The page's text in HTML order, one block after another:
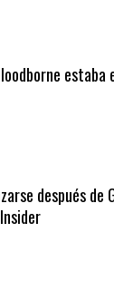
estaba
después de